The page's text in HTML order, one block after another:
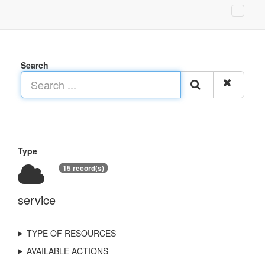
Search
Type
service
15 record(s)
TYPE OF RESOURCES
AVAILABLE ACTIONS